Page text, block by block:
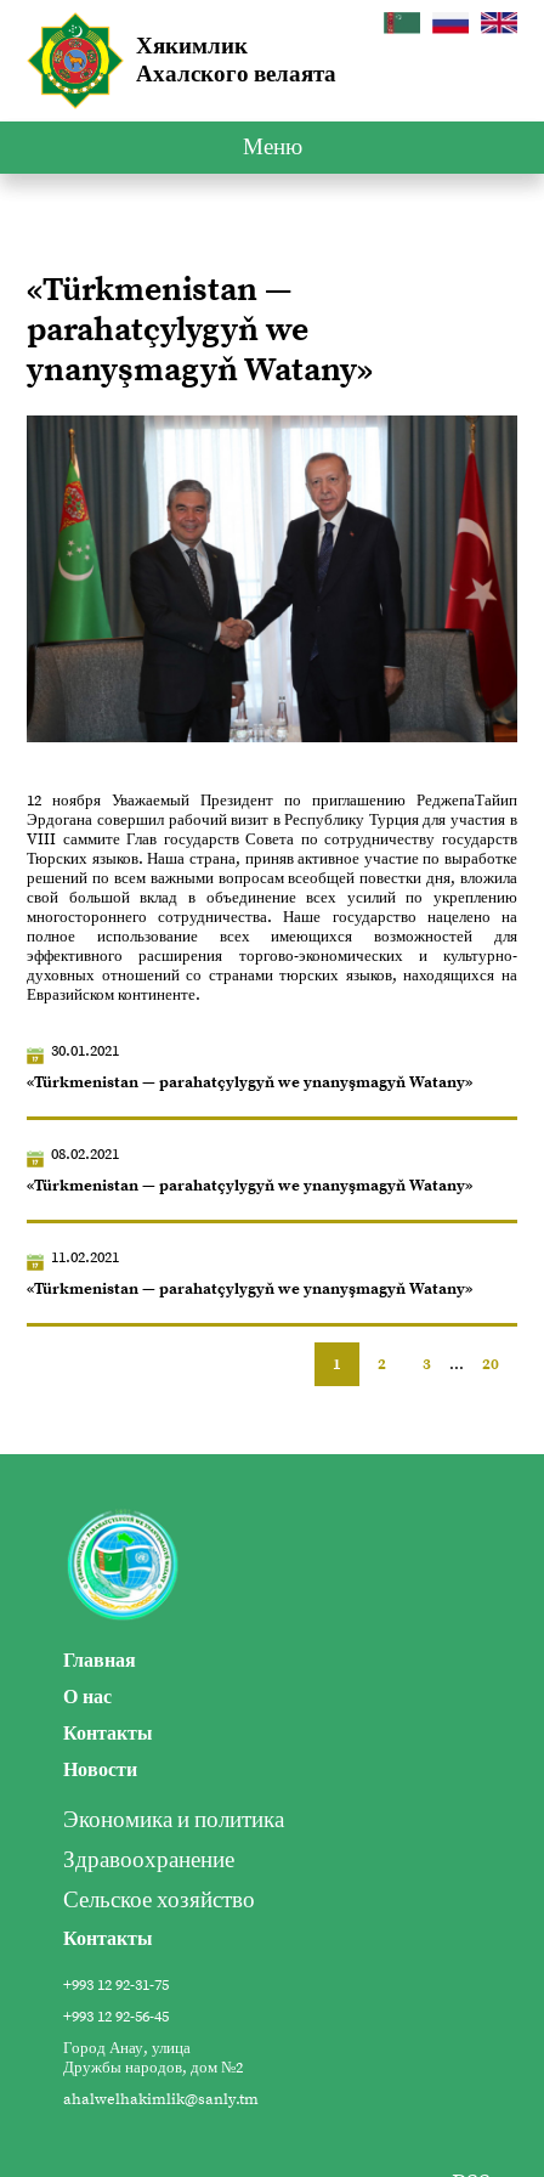
Хякимлик
Ахалского велаята
Меню
«Türkmenistan —
parahatçylygyň we
ynanyşmagyň Watany»
12 ноября Уважаемый Президент по приглашению РеджепаТайип
Эрдогана совершил рабочий визит в Республику Турция для участия в
VIII саммите Глав государств Совета по сотрудничеству государств
Тюрских языков. Наша страна, приняв активное участие по выработке
решений по всем важными вопросам всеобщей повестки дня, вложила
свой большой вклад в объединение всех усилий по укреплению
многостороннего сотрудничества. Наше государство нацелено на
полное использование всех имеющихся возможностей для
эффективного расширения торгово-экономических и культурно-
духовных отношений со странами тюрских языков, находящихся на
Евразийском континенте.
30.01.2021
«Türkmenistan — parahatçylygyň we ynanyşmagyň Watany»
08.02.2021
«Türkmenistan — parahatçylygyň we ynanyşmagyň Watany»
11.02.2021
«Türkmenistan — parahatçylygyň we ynanyşmagyň Watany»
1 2 3 ... 20
Главная
О нас
Контакты
Новости
Экономика и политика
Здравоохранение
Сельское хозяйство
Контакты
+993 12 92-31-75
+993 12 92-56-45
Город Анау, улица
Дружбы народов, дом №2
ahalwelhakimlik@sanly.tm